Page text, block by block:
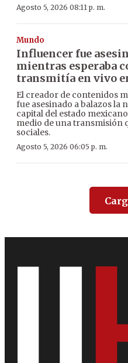
Agosto 5, 2026 08:11 p. m.
Mundo
Influencer fue
mientras esperaba
transmitía en vivo
El creador de contenidos
fue asesinado a balazos la
capital del estado
medio de una transmisión
sociales.
Agosto 5, 2026 06:05 p. m.